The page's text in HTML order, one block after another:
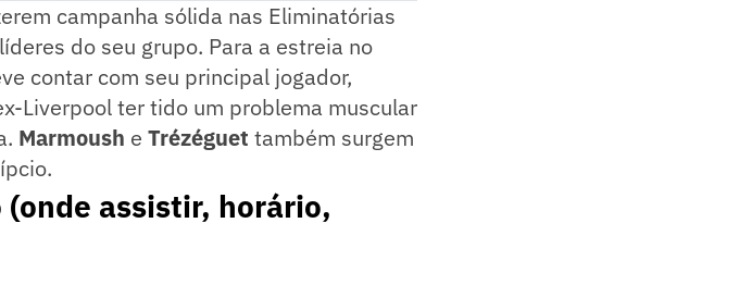
campanha sólida nas Eliminatórias
do seu grupo. Para a estreia no
contar com seu principal jogador,
Liverpool ter tido um problema muscular
Marmoush e Trézéguet também surgem
(onde assistir, horário,